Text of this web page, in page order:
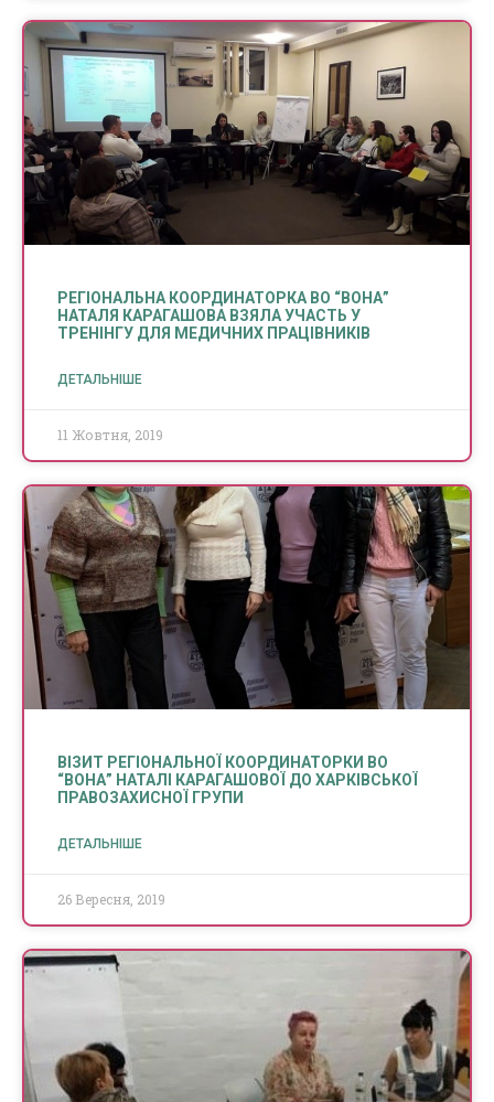
РЕГІОНАЛЬНА КООРДИНАТОРКА ВО “ВОНА”
НАТАЛЯ КАРАГАШОВА ВЗЯЛА УЧАСТЬ У
ТРЕНІНГУ ДЛЯ МЕДИЧНИХ ПРАЦІВНИКІВ
ДЕТАЛЬНІШЕ
11 Жовтня, 2019
ВІЗИТ РЕГІОНАЛЬНОЇ КООРДИНАТОРКИ ВО
“ВОНА” НАТАЛІ КАРАГАШОВОЇ ДО ХАРКІВСЬКОЇ
ПРАВОЗАХИСНОЇ ГРУПИ
ДЕТАЛЬНІШЕ
26 Вересня, 2019